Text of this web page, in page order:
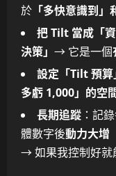
於 「多快意識到」
把 Tilt 當成「資
決策」 → 它是一個
設定「Tilt 預算
多虧 1,000」的空
長期追蹤 ：記
體數字後動力大增
→ 如果我控制好就